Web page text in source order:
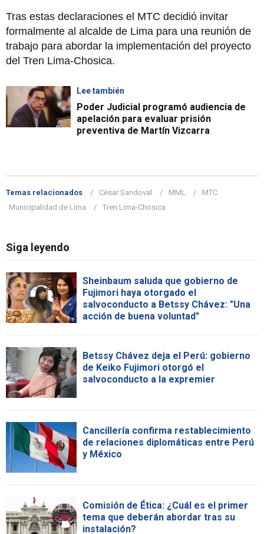
Tras estas declaraciones el MTC decidió invitar
formalmente al alcalde de Lima para una reunión de
trabajo para abordar la implementación del proyecto
del Tren Lima-Chosica.
Lee también
Poder Judicial programó audiencia de
apelación para evaluar prisión
preventiva de Martín Vizcarra
Temas relacionados César Sandoval MML
MTC
Municipalidad de Lima
Tren Lima-Chosica
Siga leyendo
Sheinbaum saluda que gobierno de
Fujimori haya otorgado el
salvoconducto a Betssy Chávez: "Una
acción de buena voluntad"
Betssy Chávez deja el Perú: gobierno
de Keiko Fujimori otorgó el
salvoconducto a la expremier
Cancillería confirma restablecimiento
de relaciones diplomáticas entre Perú
y México
Comisión de Ética: ¿Cuál es el primer
tema que deberán abordar tras su
instalación?